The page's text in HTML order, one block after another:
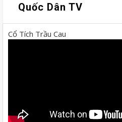
Quốc Dân TV
Cổ Tích Trầu Cau